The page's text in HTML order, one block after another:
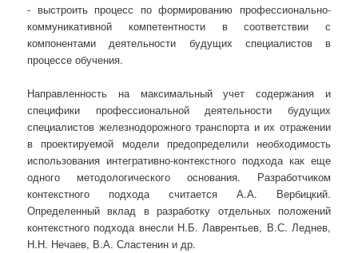
- выстроить процесс по формированию профессионально-
коммуникативной компетентности в соответствии с
компонентами деятельности будущих специалистов в
процессе обучения.
Направленность на максимальный учет содержания и
специфики профессиональной деятельности будущих
специалистов железнодорожного транспорта и их отражении
в проектируемой модели предопределили необходимость
использования интегративно-контекстного подхода как еще
одного методологического основания. Разработчиком
контекстного подхода считается А.А. Вербицкий.
Определенный вклад в разработку отдельных положений
контекстного подхода внесли Н.Б. Лаврентьев, В.С. Леднев,
Н.Н. Нечаев, В.А. Сластенин и др.